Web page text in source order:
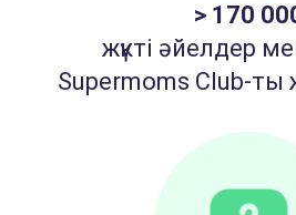
> 170
жүкті әйелдер
Supermoms Club-ты